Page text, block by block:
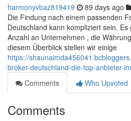
harmonyvbaz819419 89 days ago
Die Findung nach einem passenden
Deutschland kann kompliziert sein.
Anzahl an Unternehmen , die
diesem Überblick stellen wir einige
https://
broker-deutschland-die-top-anbieter-
Comments
Who Upvoted
Comments